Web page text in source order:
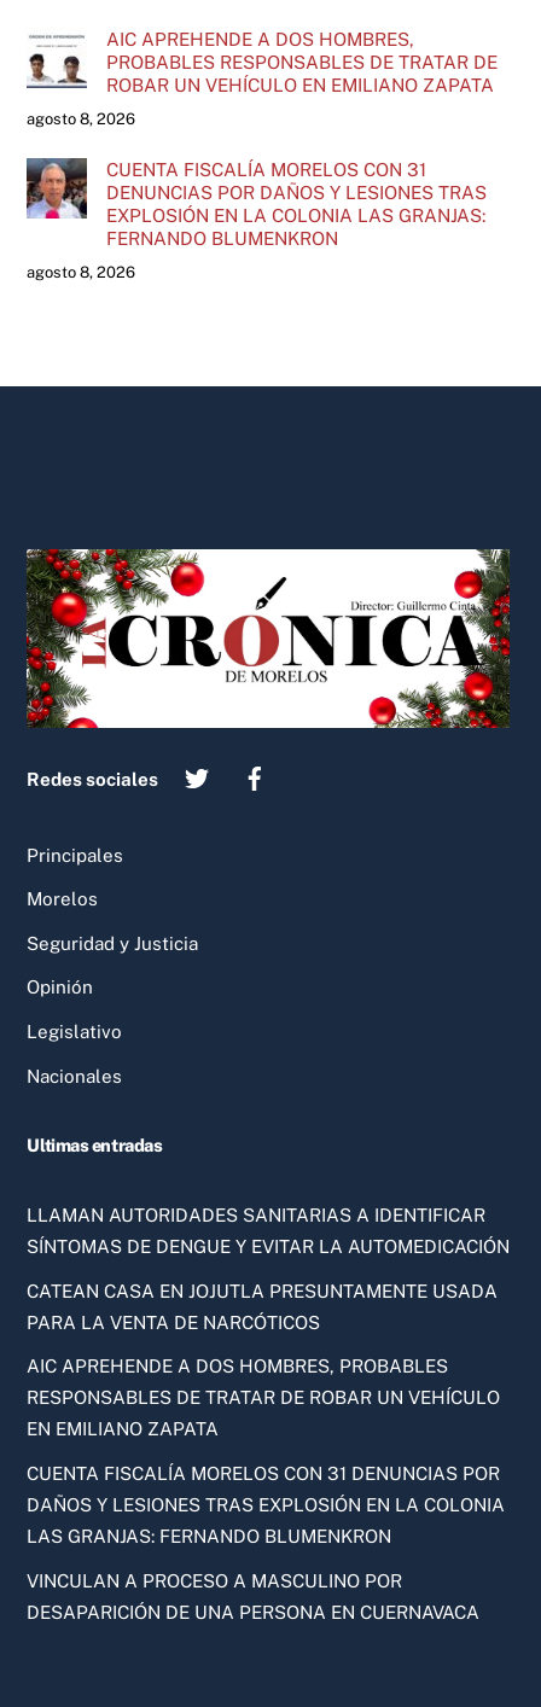
AIC APREHENDE A DOS HOMBRES,
PROBABLES RESPONSABLES DE TRATAR DE
ROBAR UN VEHÍCULO EN EMILIANO ZAPATA
agosto 8, 2026
CUENTA FISCALÍA MORELOS CON 31
DENUNCIAS POR DAÑOS Y LESIONES TRAS
EXPLOSIÓN EN LA COLONIA LAS GRANJAS:
FERNANDO BLUMENKRON
agosto 8, 2026
To
Top
Redes sociales
Principales
Morelos
Seguridad y Justicia
Opinión
Legislativo
Nacionales
Ultimas entradas
LLAMAN AUTORIDADES SANITARIAS A IDENTIFICAR
SÍNTOMAS DE DENGUE Y EVITAR LA AUTOMEDICACIÓN
CATEAN CASA EN JOJUTLA PRESUNTAMENTE USADA
PARA LA VENTA DE NARCÓTICOS
AIC APREHENDE A DOS HOMBRES, PROBABLES
RESPONSABLES DE TRATAR DE ROBAR UN VEHÍCULO
EN EMILIANO ZAPATA
CUENTA FISCALÍA MORELOS CON 31 DENUNCIAS POR
DAÑOS Y LESIONES TRAS EXPLOSIÓN EN LA COLONIA
LAS GRANJAS: FERNANDO BLUMENKRON
VINCULAN A PROCESO A MASCULINO POR
DESAPARICIÓN DE UNA PERSONA EN CUERNAVACA